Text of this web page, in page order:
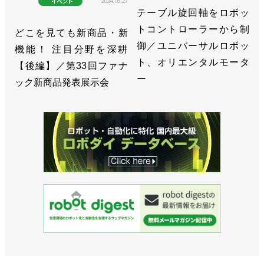
どこを見ても新商品・新
機能！ 注目分野を深耕
【後編】／第33回ファナ
ック新商品発表展示会
テーブル旋回軸をロボッ
トコントローラーから制
御／ユニバーサルロボッ
ト、オリエンタルモータ
ー